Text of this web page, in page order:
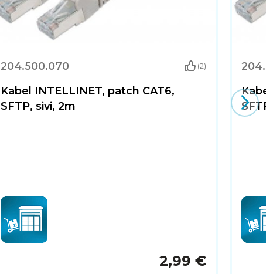
204.500.070 (2)
Kabel INTELLINET, patch CAT6,
SFTP, sivi, 2m
2,99 €
Kabel
SFTP,